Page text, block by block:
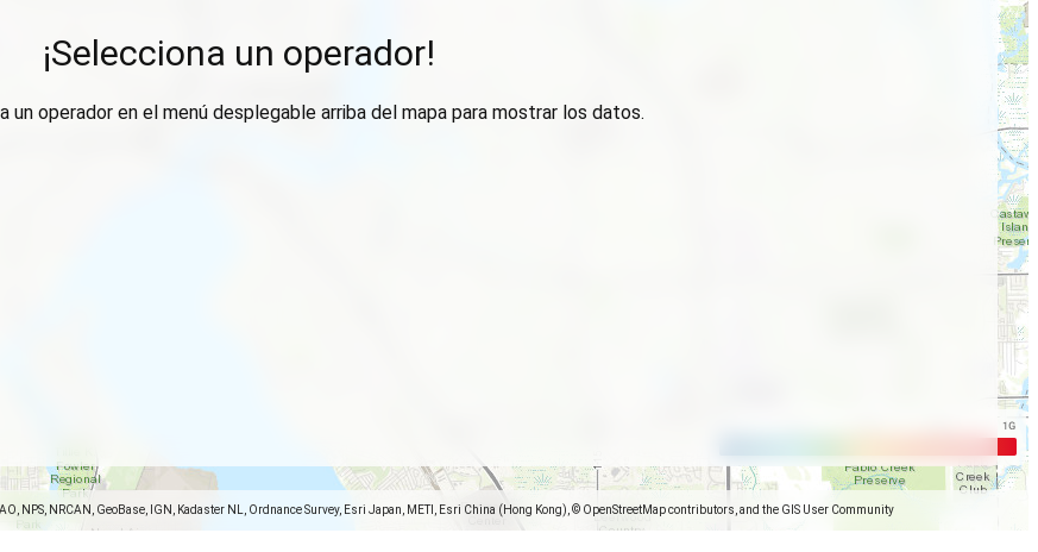
NPS, NRCAN, GeoBase, IGN, Kadaster NL, Ordnance Survey, Esri Japan, METI, Esri China (Hong Kong), © OpenStreetMap contributors, and the GIS User Community
¡Selecciona un operador!
un operador en el menú desplegable arriba del mapa para mostrar los datos.